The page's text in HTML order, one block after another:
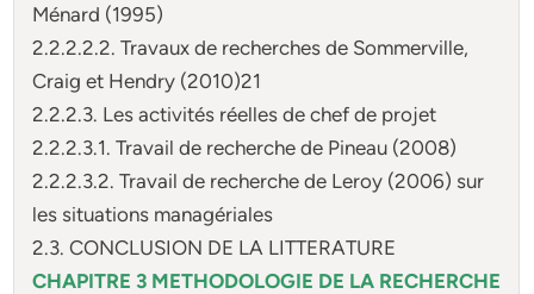
Ménard (1995)
2.2.2.2.2. Travaux de recherches de Sommerville,
Craig et Hendry (2010)21
2.2.2.3. Les activités réelles de chef de projet
2.2.2.3.1. Travail de recherche de Pineau (2008)
2.2.2.3.2. Travail de recherche de Leroy (2006) sur
les situations managériales
2.3. CONCLUSION DE LA LITTERATURE
CHAPITRE 3 METHODOLOGIE DE LA RECHERCHE